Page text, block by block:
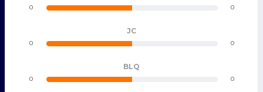
0 0
JC
0 0
BLQ
0 0